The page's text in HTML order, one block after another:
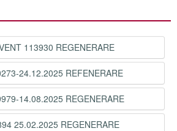
113930 REGENERARE
24.12.2025 REFENERARE
14.08.2025 REGENERARE
25.02.2025 REGENERARE